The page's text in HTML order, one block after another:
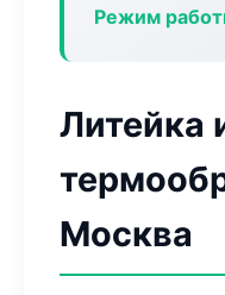
Режим
Литейка
Москва